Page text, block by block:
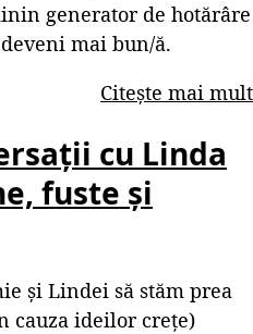
generator de hotărâre
mai bun/ă.
Citește mai mult
cu Linda
fuste și
și Lindei să stăm prea
cauza ideilor crețe)